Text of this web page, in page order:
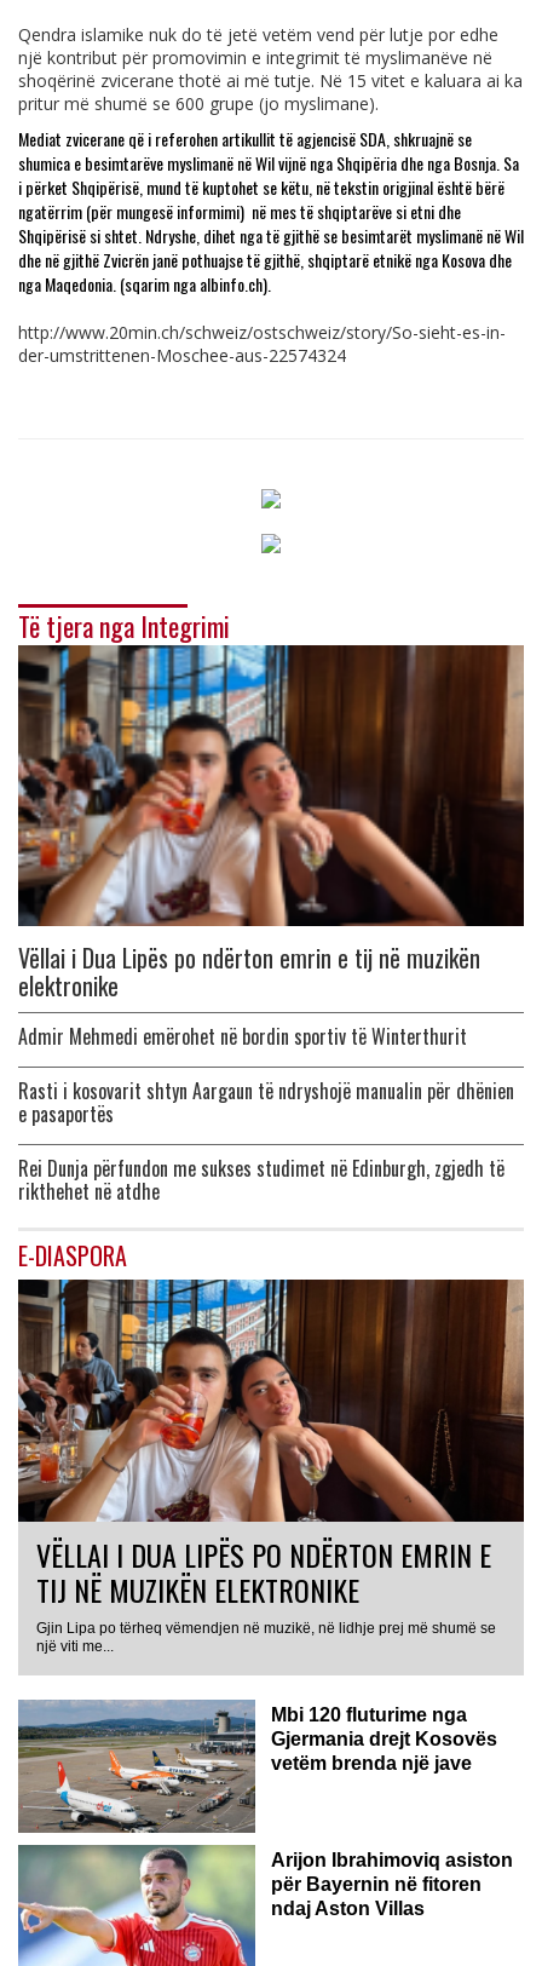
Qendra islamike nuk do të jetë vetëm vend për lutje por edhe
një kontribut për promovimin e integrimit të myslimanëve në
shoqërinë zvicerane thotë ai më tutje. Në 15 vitet e kaluara ai ka
pritur më shumë se 600 grupe (jo myslimane).
Mediat zvicerane që i referohen artikullit të agjencisë SDA, shkruajnë se
shumica e besimtarëve myslimanë në Wil vijnë nga Shqipëria dhe nga Bosnja. Sa
i përket Shqipërisë, mund të kuptohet se këtu, në tekstin origjinal është bërë
ngatërrim (për mungesë informimi) në mes të shqiptarëve si etni dhe
Shqipërisë si shtet. Ndryshe, dihet nga të gjithë se besimtarët myslimanë në Wil
dhe në gjithë Zvicrën janë pothuajse të gjithë, shqiptarë etnikë nga Kosova dhe
nga Maqedonia. (sqarim ngaalbinfo.ch).
http://www.20min.ch/schweiz/ostschweiz/story/So-sieht-es-in-
der-umstrittenen-Moschee-aus-22574324
Të tjera nga Integrimi
Vëllai i Dua Lipës po ndërton emrin e tij në muzikën
elektronike
Admir Mehmedi emërohet në bordin sportiv të Winterthurit
Rasti i kosovarit shtyn Aargaun të ndryshojë manualin për dhënien
e pasaportës
Rei Dunja përfundon me sukses studimet në Edinburgh, zgjedh të
rikthehet në atdhe
E-DIASPORA
VËLLAI I DUA LIPËS PO NDËRTON EMRIN E
TIJ NË MUZIKËN ELEKTRONIKE
Gjin Lipa po tërheq vëmendjen në muzikë, në lidhje prej më shumë se
një viti me...
GJERMANI
Mbi 120 fluturime nga
Gjermania drejt Kosovës
vetëm brenda një jave
Arijon Ibrahimoviq asiston
për Bayernin në fitoren
ndaj Aston Villas
ZVICËR